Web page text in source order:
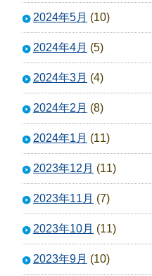
2024年5月 (10)
2024年4月 (5)
2024年3月 (4)
2024年2月 (8)
2024年1月 (11)
2023年12月 (11)
2023年11月 (7)
2023年10月 (11)
2023年9月 (10)